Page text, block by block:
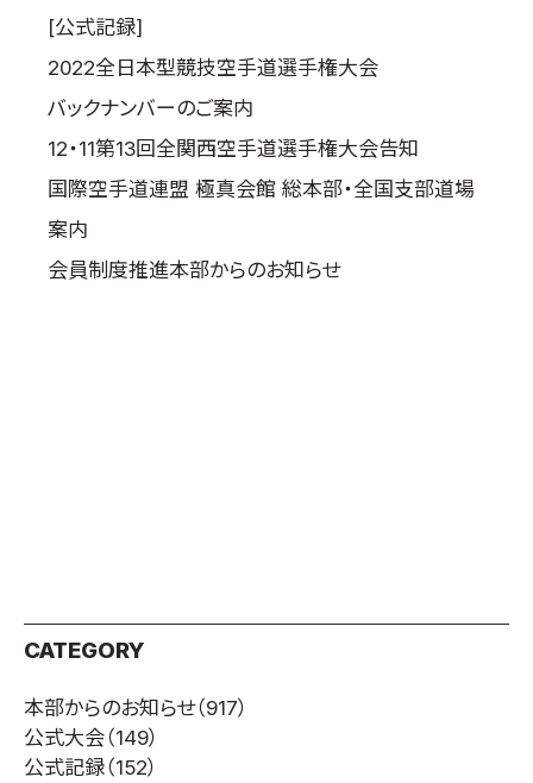
[公式記録]
2022全日本型競技空手道選手権大会
バックナンバーのご案内
12・11第13回全関西空手道選手権大会告知
国際空手道連盟 極真会館 総本部・全国支部道場
案内
会員制度推進本部からのお知らせ
CATEGORY
本部からのお知らせ（917）
公式大会（149）
公式記録（152）